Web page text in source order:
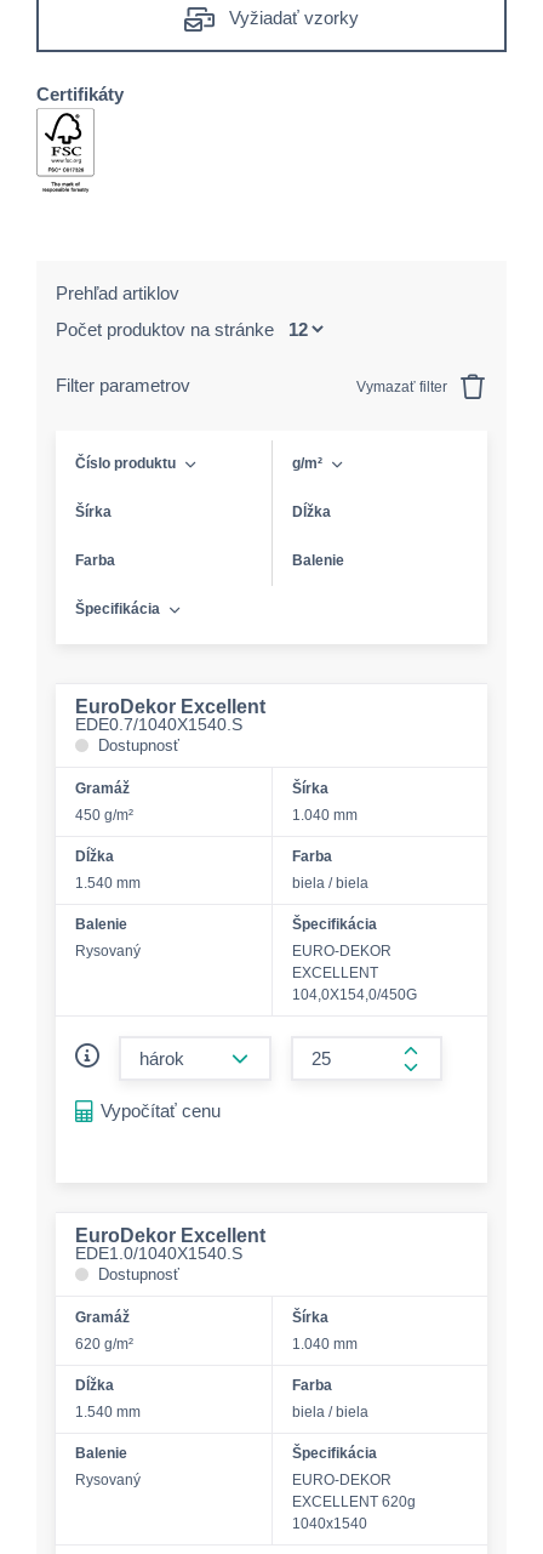
Vyžiadať vzorky
Certifikáty
Prehľad artiklov
Počet produktov na stránke
Filter parametrov Vymazať filter
Číslo produktu g/m²
Šírka Dĺžka
Farba Balenie
Špecifikácia
EuroDekor Excellent
EDE0.7/1040X1540.S
Dostupnosť
Gramáž
450 g/m²
Šírka
1.040 mm
Dĺžka
1.540 mm
Farba
biela / biela
Balenie
Rysovaný
Špecifikácia
EURO-DEKOR
EXCELLENT
104,0X154,0/450G
form.increase-
Vypočítať cenu
EuroDekor Excellent
EDE1.0/1040X1540.S
Dostupnosť
Gramáž
620 g/m²
Šírka
1.040 mm
Dĺžka
1.540 mm
Farba
biela / biela
Balenie
Rysovaný
Špecifikácia
EURO-DEKOR
EXCELLENT 620g
1040x1540